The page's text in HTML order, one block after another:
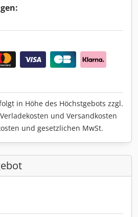
in Höhe des Höchstgebots zzgl.
und Versandkosten
und gesetzlichen MwSt.